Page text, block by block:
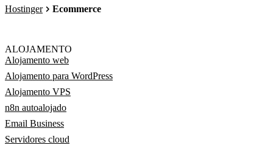
Hostinger Ecommerce
ALOJAMENTO
Alojamento web
Alojamento para WordPress
Alojamento VPS
n8n autoalojado
Email Business
Servidores cloud